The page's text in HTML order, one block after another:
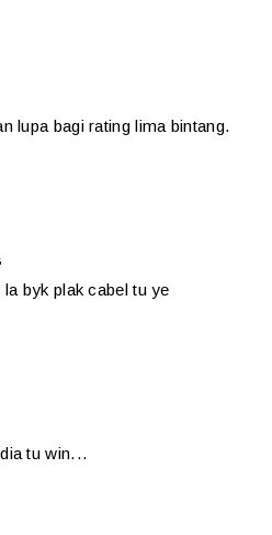
lupa bagi rating lima bintang.
byk plak cabel tu ye
tu win...